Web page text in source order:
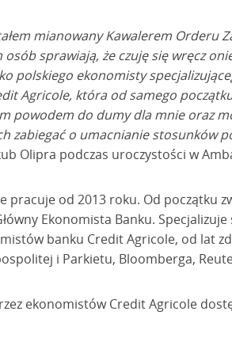
mianowany Kawalerem Orderu
sprawiają, że czuję się wręcz
polskiego ekonomisty
Agricole, która od samego
powodem do dumy dla mnie oraz
zabiegać o umacnianie stosunków
Olipra podczas uroczystości w
pracuje od 2013 roku. Od początku
Ekonomista Banku.
banku Credit Agricole, od lat
i Parkietu, Bloomberga,
ekonomistów Credit Agricole